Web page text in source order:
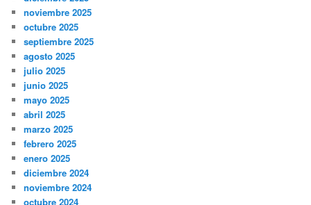
noviembre 2025
octubre 2025
septiembre 2025
agosto 2025
julio 2025
junio 2025
mayo 2025
abril 2025
marzo 2025
febrero 2025
enero 2025
diciembre 2024
noviembre 2024
octubre 2024